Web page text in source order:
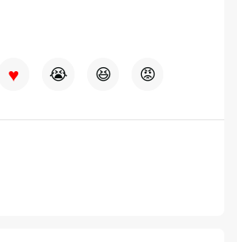
♥ 😭 😆 😡